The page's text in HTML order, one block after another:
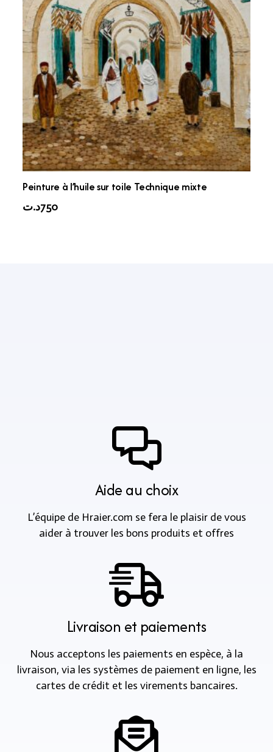
Peinture à l’huile sur toile Technique mixte
750د.ت
Aide au choix
L’équipe de Hraier.com se fera le plaisir de vous
aider à trouver les bons produits et offres
Livraison et paiements
Nous acceptons les paiements en espèce, à la
livraison, via les systèmes de paiement en ligne, les
cartes de crédit et les virements bancaires.